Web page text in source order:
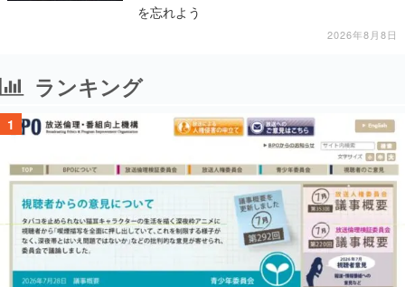
を忘れよう
2026年8月8日
ランキング
1